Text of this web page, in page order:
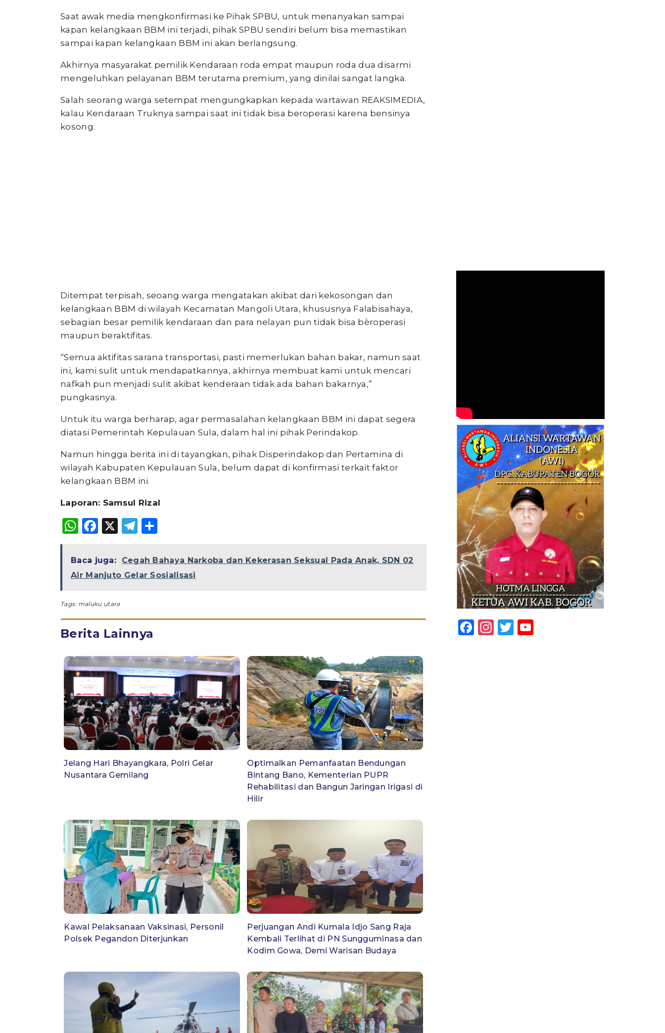
Saat awak media mengkonfirmasi ke Pihak SPBU, untuk menanyakan sampai
kapan kelangkaan BBM ini terjadi, pihak SPBU sendiri belum bisa memastikan
sampai kapan kelangkaan BBM ini akan berlangsung.
Akhirnya masyarakat pemilik Kendaraan roda empat maupun roda dua disarmi
mengeluhkan pelayanan BBM terutama premium, yang dinilai sangat langka.
Salah seorang warga setempat mengungkapkan kepada wartawan REAKSIMEDIA,
kalau Kendaraan Truknya sampai saat ini tidak bisa beroperasi karena bensinya
kosong.
Ditempat terpisah, seoang warga mengatakan akibat dari kekosongan dan
kelangkaan BBM di wilayah Kecamatan Mangoli Utara, khususnya Falabisahaya,
sebagian besar pemilik kendaraan dan para nelayan pun tidak bisa bèroperasi
maupun beraktifitas.
“Semua aktifitas sarana transportasi, pasti memerlukan bahan bakar, namun saat
ini, kami sulit untuk mendapatkannya, akhirnya membuat kami untuk mencari
nafkah pun menjadi sulit akibat kenderaan tidak ada bahan bakarnya,”
pungkasnya.
Untuk itu warga berharap, agar permasalahan kelangkaan BBM ini dapat segera
diatasi Pemerintah Kepulauan Sula, dalam hal ini pihak Perindakop.
Namun hingga berita ini di tayangkan, pihak Disperindakop dan Pertamina di
wilayah Kabupaten Kepulauan Sula, belum dapat di konfirmasi terkait faktor
kelangkaan BBM ini.
Laporan: Samsul Rizal
WhatsApp
Facebook
X Telegram
Baca juga:
Cegah Bahaya Narkoba dan Kekerasan Seksual Pada Anak, SDN 02
Air Manjuto Gelar Sosialisasi
Tags: maluku utara
Berita Lainnya
Jelang Hari Bhayangkara, Polri Gelar
Nusantara Gemilang
Optimalkan Pemanfaatan Bendungan
Bintang Bano, Kementerian PUPR
Rehabilitasi dan Bangun Jaringan Irigasi di
Hilir
Kawal Pelaksanaan Vaksinasi, Personil
Polsek Pegandon Diterjunkan
Perjuangan Andi Kumala Idjo Sang Raja
Kembali Terlihat di PN Sungguminasa dan
Kodim Gowa, Demi Warisan Budaya
Facebook
Instagram
Twitter